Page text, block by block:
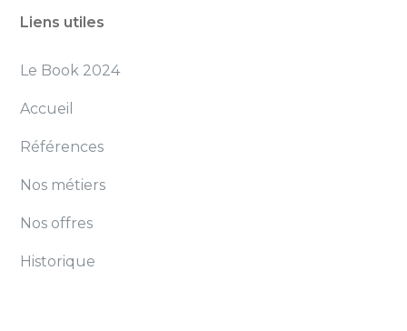
Liens utiles
Le Book 2024
Accueil
Références
Nos métiers
Nos offres
Historique